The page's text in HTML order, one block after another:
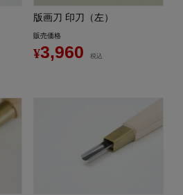
版画刀 印刀（左）
販売価格
¥3,960 税込